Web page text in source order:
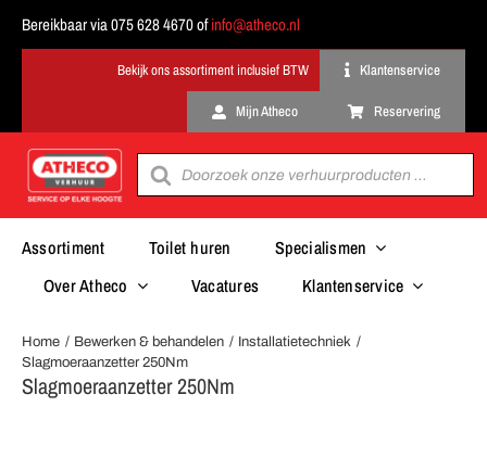
Bereikbaar via 075 628 4670 ofinfo@atheco.nl
Klantenservice
Mijn Atheco Reservering
Producten
zoeken
Assortiment Toilet huren
Specialismen
Over Atheco
Vacatures Klantenservice
Home Bewerken & behandelen
Installatietechniek
Slagmoeraanzetter 250Nm
Slagmoeraanzetter 250Nm